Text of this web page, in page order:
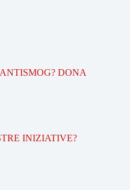
DONA
INIZIATIVE?